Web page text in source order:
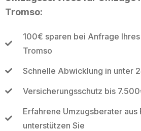
Tromso:
100€ sparen bei Anfrage
Tromso
Schnelle Abwicklung in unter
Versicherungsschutz bis
Erfahrene Umzugsberater aus
unterstützen Sie